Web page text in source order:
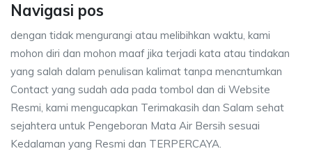
Navigasi pos
dengan tidak mengurangi atau melibihkan waktu, kami
mohon diri dan mohon maaf jika terjadi kata atau tindakan
yang salah dalam penulisan kalimat tanpa mencntumkan
Contact yang sudah ada pada tombol dan di Website
Resmi, kami mengucapkan Terimakasih dan Salam sehat
sejahtera untuk Pengeboran Mata Air Bersih sesuai
Kedalaman yang Resmi dan TERPERCAYA.